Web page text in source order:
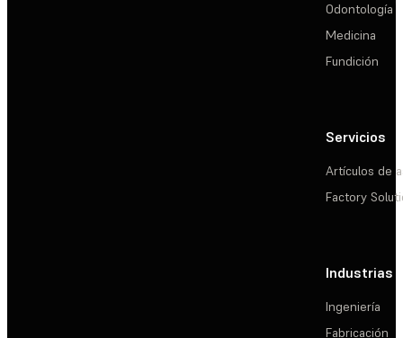
Odontología
Medicina
Fundición
Servicios
Artículos de
Factory
Industrias
Ingeniería
Fabricación